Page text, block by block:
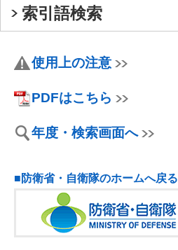
索引語検索
使用上の注意
PDFはこちら
年度・検索画面へ
■防衛省・自衛隊のホームへ戻る